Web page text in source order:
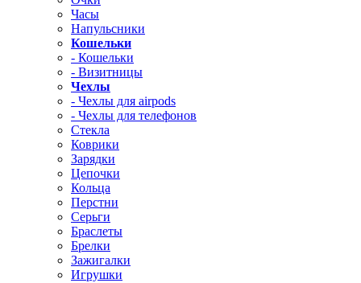
Часы
Напульсники
Кошельки
- Кошельки
- Визитницы
Чехлы
- Чехлы для airpods
- Чехлы для телефонов
Стекла
Коврики
Зарядки
Цепочки
Кольца
Перстни
Серьги
Браслеты
Брелки
Зажигалки
Игрушки